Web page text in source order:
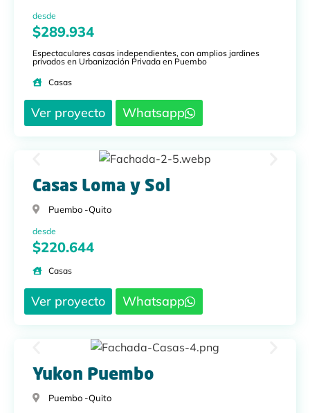
desde
$289.934
Espectaculares casas independientes, con amplios jardines
privados en Urbanización Privada en Puembo
Casas
Ver proyecto Whatsapp
Casas Loma y Sol
Puembo -Quito
desde
$220.644
Casas
Ver proyecto Whatsapp
Yukon Puembo
Puembo -Quito